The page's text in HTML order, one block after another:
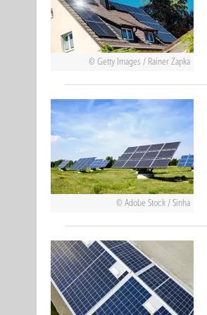
Getty Images / Rainer Zapka
Adobe Stock / Sinha